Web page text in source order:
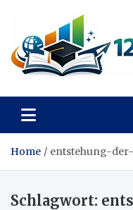
content
123Bildung
Home entstehung-
Schlagwort: